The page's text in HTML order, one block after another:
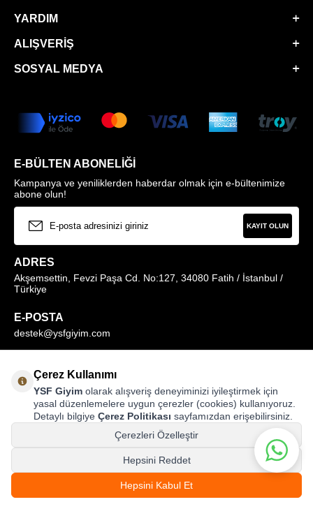
2.624,99TL
YARDIM
ALIŞVERIŞ
SOSYAL MEDYA
E-BÜLTEN ABONELIĞI
Kampanya ve yeniliklerden haberdar olmak için e-bültenimize
abone olun!
KAYIT OLUN
ADRES
Akşemsettin, Fevzi Paşa Cd. No:127, 34080 Fatih / İstanbul /
Türkiye
E-POSTA
destek@ysfgiyim.com
0850 259 1373
MAĞAZALARIMIZ
© ysfgiyim.com | Tüm Hakları Saklıdır.
Çerez Kullanımı
YSF Giyim olarak alışveriş deneyiminizi iyileştirmek için
yasal düzenlemelere uygun çerezler (cookies) kullanıyoruz.
Detaylı bilgiye Çerez Politikası sayfamızdan erişebilirsiniz.
Çerezleri Özelleştir
Hepsini Reddet
Hepsini Kabul Et